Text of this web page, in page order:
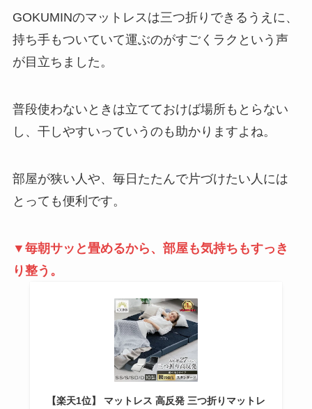
GOKUMINのマットレスは三つ折りできるうえに、
持ち手もついていて運ぶのがすごくラクという声
が目立ちました。
普段使わないときは立てておけば場所もとらない
し、干しやすいっていうのも助かりますよね。
部屋が狭い人や、毎日たたんで片づけたい人には
とっても便利です。
▼毎朝サッと畳めるから、部屋も気持ちもすっき
り整う。
【楽天1位】 マットレス 高反発 三つ折りマットレ